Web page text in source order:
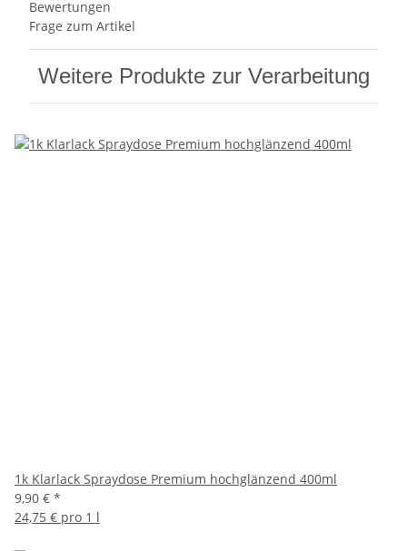
Bewertungen
Frage zum Artikel
Weitere Produkte zur Verarbeitung
1k Klarlack Spraydose Premium hochglänzend 400ml
9,90 € *
24,75 € pro 1 l